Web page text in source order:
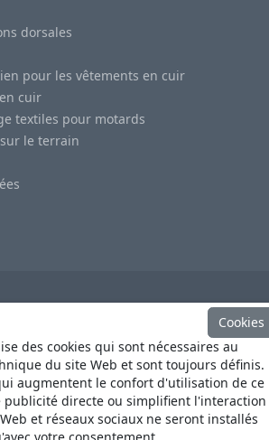
dorsales
pour les vêtements en cuir
cuir
textiles pour motards
le terrain
Büse MX Import GmbH. All Rights
Cookies
des cookies qui sont nécessaires au
du site Web et sont toujours définis.
augmentent le confort d'utilisation de ce
publicité directe ou simplifient l'interaction
et réseaux sociaux ne seront installés
votre consentement.